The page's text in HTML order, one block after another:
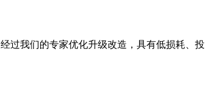
过我们的专家优化升级改造，具有低损耗、投